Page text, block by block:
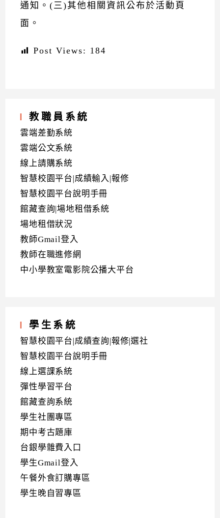
通知。(三)其他相關資訊公布於活動頁
面。
Post Views: 184
教職員系統
雲端差勤系統
雲端公文系統
線上請購系統
智慧校園平台|成績輸入|報修
智慧校園平台說明手冊
館藏查詢|場地租借系統
場地租借狀況
教師Gmail登入
教師在職進修網
中小學教室電影院公播大平台
學生系統
智慧校園平台|成績查詢|報修|選社
智慧校園平台說明手冊
線上選課系統
彈性學習平台
館藏查詢系統
學生社團專區
期中考古題庫
台銀學雜費入口
學生Gmail登入
午餐外食訂購專區
學生晚自習專區